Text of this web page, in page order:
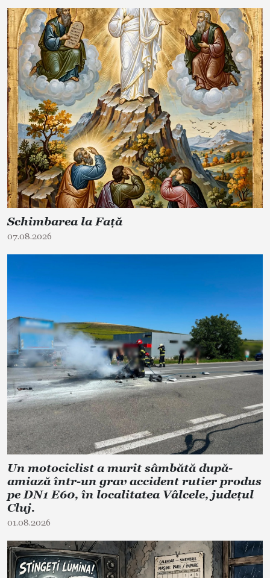
Schimbarea la Față
07.08.2026
Un motociclist a murit sâmbătă după-
amiază într-un grav accident rutier produs
pe DN1 E60, în localitatea Vâlcele, județul
Cluj.
01.08.2026